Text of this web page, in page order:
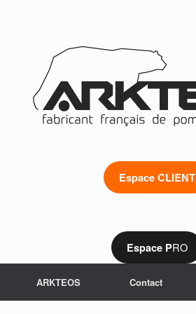
Espace CLIENT
Espace PRO
ARKTEOS Contact